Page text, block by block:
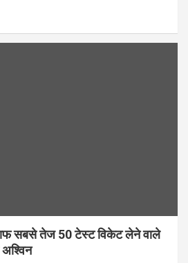
सबसे तेज 50 टेस्ट विकेट लेने वाले